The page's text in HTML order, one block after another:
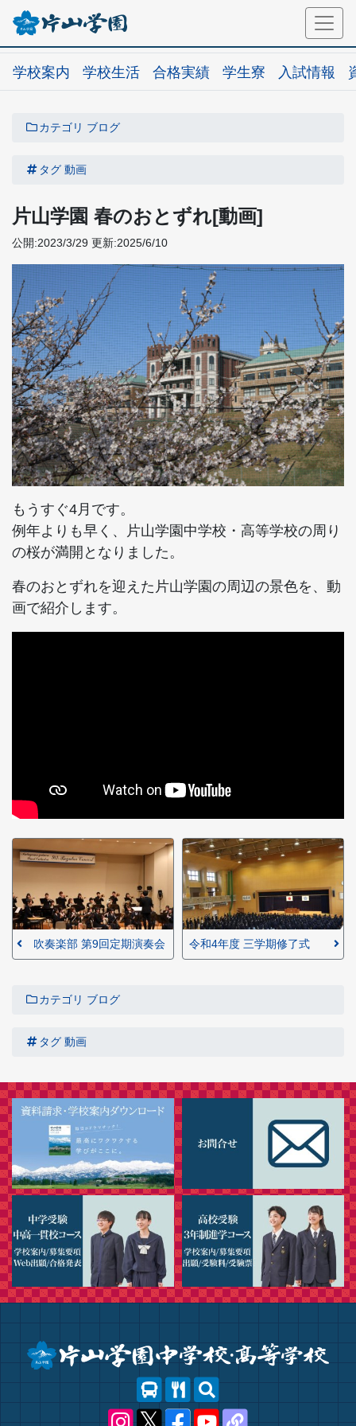
学校案内 学校生活 合格実績 学生寮 入試情報
カテゴリ ブログ
タグ 動画
片山学園 春のおとずれ[動画]
公開:2023/3/29 更新:2025/6/10
もうすぐ4月です。
例年よりも早く、片山学園中学校・高等学校の周り
の桜が満開となりました。
春のおとずれを迎えた片山学園の周辺の景色を、動
画で紹介します。
吹奏楽部 第9回定期演奏会 令和4年度 三学期修了式
カテゴリ ブログ
タグ 動画